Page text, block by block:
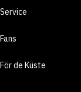
Service
Fans
För de Küste